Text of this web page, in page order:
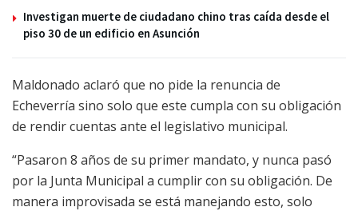
Investigan muerte de ciudadano chino tras caída desde el
piso 30 de un edificio en Asunción
Maldonado aclaró que no pide la renuncia de
Echeverría sino solo que este cumpla con su obligación
de rendir cuentas ante el legislativo municipal.
“Pasaron 8 años de su primer mandato, y nunca pasó
por la Junta Municipal a cumplir con su obligación. De
manera improvisada se está manejando esto, solo